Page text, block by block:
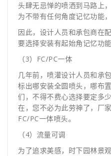
头肆无忌惮的喷洒到马路上
为不带有任何角度记忆功能
因此，设计人员和承包商在
要选择安装有起始角记忆功能
（3）FC/PC一体
几年前，喷灌设计人员和承
标出哪安装全圆喷头，哪布
们，不得不费心选择要定多
在，您不必为此劳神了，厂
FC/PC一体喷头。
（4）流量可调
为了追求美感，时下园林景